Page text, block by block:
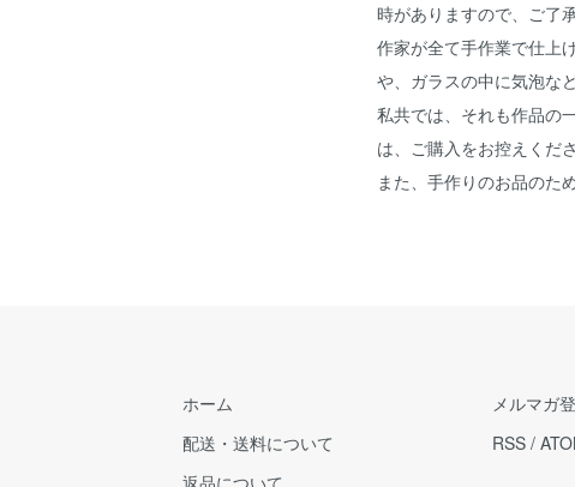
時がありますので、ご了
作家が全て手作業で仕上
や、ガラスの中に気泡な
私共では、それも作品の
は、ご購入をお控えくだ
また、手作りのお品のた
ホーム
配送・送料について
返品について
メルマガ
RSS /